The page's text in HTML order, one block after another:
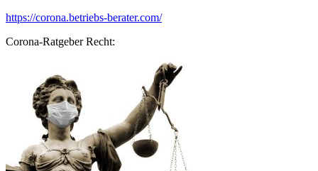
https://corona.betriebs-berater.com/
Corona-Ratgeber Recht: